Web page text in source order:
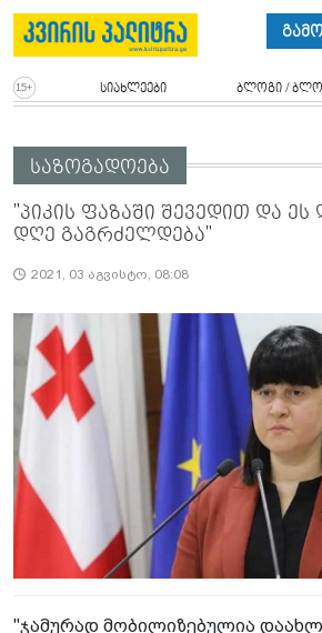
სიახლეები ბლოგი /
საზოგადოება
"პიკის ფაზაში შევედით და
დღე გაგრძელდება"
2021, 03 აგვისტო, 08:08
"ჯამურად მობილიზებულია